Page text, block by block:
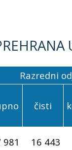
Razredni
čisti
981 16 443